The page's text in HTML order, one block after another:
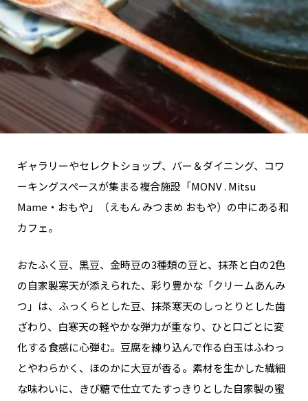
ギャラリーやセレクトショップ、バー＆ダイニング、コワ
ーキングスペースが集まる複合施設「MONV . Mitsu
Mame・おもや」（えもん みつまめ おもや）の中にある和
カフェ。
おたふく豆、黒豆、金時豆の3種類の豆と、抹茶と白の2色
の自家製寒天が添えられた、彩り豊かな「クリームあんみ
つ」は、ふっくらとした豆、抹茶寒天のしっとりとした歯
ざわり、白寒天の軽やかな弾力が重なり、ひと口ごとに変
化する食感に心弾む。豆腐を練り込んで作る白玉はふわっ
とやわらかく、ほのかに大豆が香る。素材を生かした繊細
な味わいに、きび糖で仕立てたすっきりとした自家製の蜜